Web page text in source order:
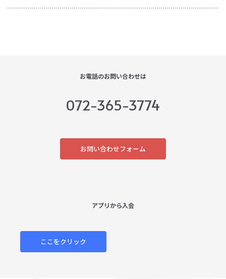
お電話のお問い合わせは
072-365-3774
お問い合わせフォーム
アプリから入会
ここをクリック